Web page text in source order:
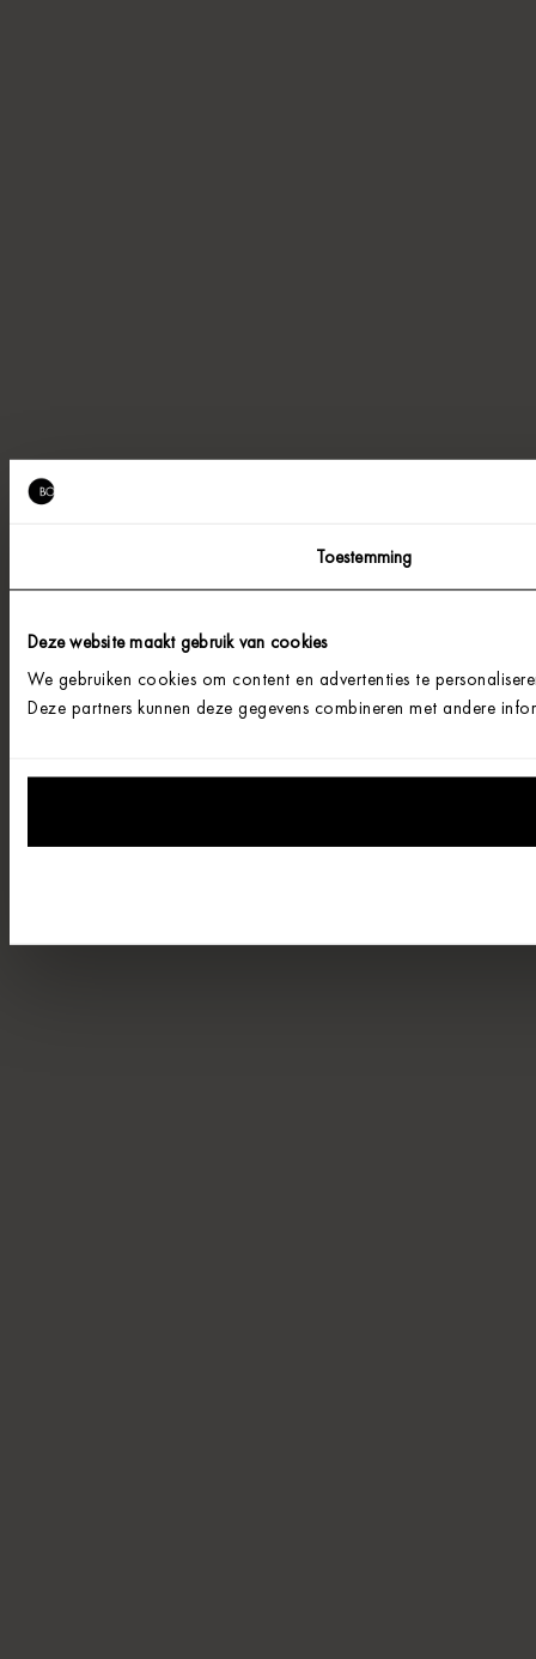
Toestemming
Deze website maakt gebruik van cookies
We gebruiken cookies om content en advertenties te
Deze partners kunnen deze gegevens combineren met andere